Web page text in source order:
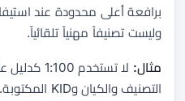
برافعة أعلى محدودة عند
وليست تصنيفاً مهنياً تلقائياً.
مثال:
لا تستخدم
التصنيف والكيان وKID المكتوبة.